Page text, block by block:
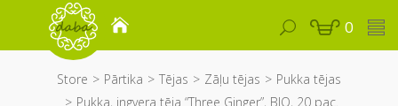
0
Store Pārtika Tējas Zāļu tējas
Pukka tējas
Pukka, ingvera tēja “Three Ginger”, BIO, 20 pac.